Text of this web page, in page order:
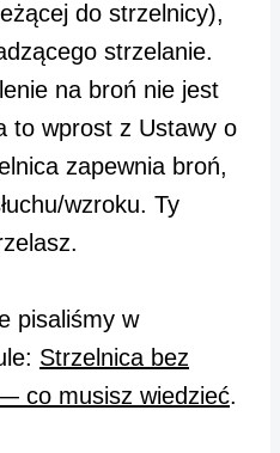
do strzelnicy),
strzelanie.
na broń nie jest
to wprost z Ustawy o
zapewnia broń,
wzroku. Ty
pisaliśmy w
Strzelnica bez
co musisz wiedzieć.